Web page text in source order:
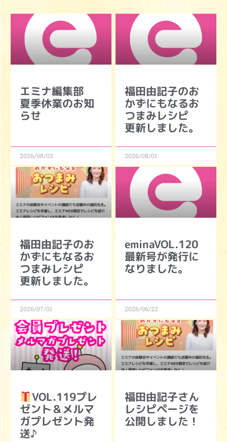
エミナ編集部
夏季休業のお知
らせ
2026/08/03
福田由記子のお
かずにもなるお
つまみレシピ
更新しました。
2026/08/01
福田由記子のお
かずにもなるお
つまみレシピ
更新しました。
2026/07/01
eminaVOL.120
最新号が発行に
なりました。
2026/06/22
VOL.119プレ
ゼント＆メルマ
ガプレゼント発
送♪
福田由記子さん
レシピページを
公開しました！